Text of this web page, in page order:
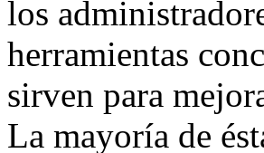
los
herramientas
sirven para
La mayoría de